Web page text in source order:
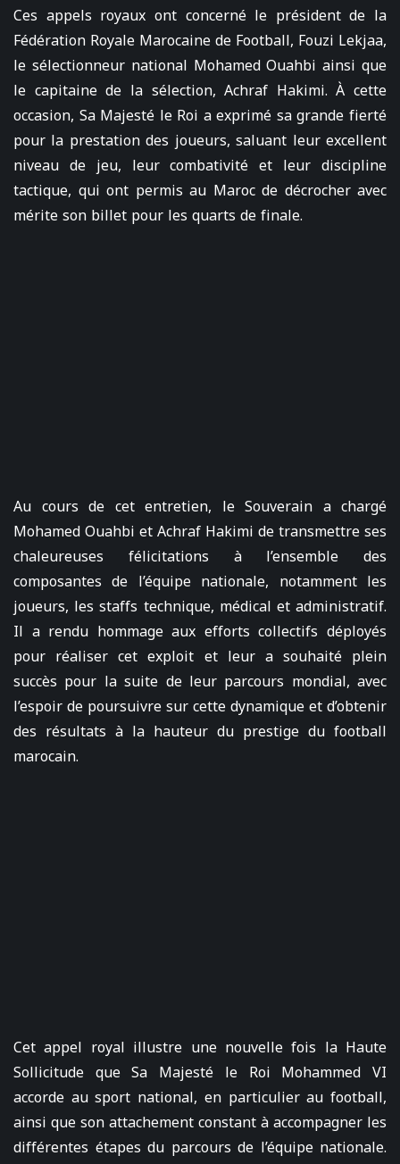
Ces appels royaux ont concerné le président de la
Fédération Royale Marocaine de Football, Fouzi Lekjaa,
le sélectionneur national Mohamed Ouahbi ainsi que
le capitaine de la sélection, Achraf Hakimi. À cette
occasion, Sa Majesté le Roi a exprimé sa grande fierté
pour la prestation des joueurs, saluant leur excellent
niveau de jeu, leur combativité et leur discipline
tactique, qui ont permis au Maroc de décrocher avec
mérite son billet pour les quarts de finale.
Au cours de cet entretien, le Souverain a chargé
Mohamed Ouahbi et Achraf Hakimi de transmettre ses
chaleureuses félicitations à l’ensemble des
composantes de l’équipe nationale, notamment les
joueurs, les staffs technique, médical et administratif.
Il a rendu hommage aux efforts collectifs déployés
pour réaliser cet exploit et leur a souhaité plein
succès pour la suite de leur parcours mondial, avec
l’espoir de poursuivre sur cette dynamique et d’obtenir
des résultats à la hauteur du prestige du football
marocain.
Cet appel royal illustre une nouvelle fois la Haute
Sollicitude que Sa Majesté le Roi Mohammed VI
accorde au sport national, en particulier au football,
ainsi que son attachement constant à accompagner les
différentes étapes du parcours de l’équipe nationale.